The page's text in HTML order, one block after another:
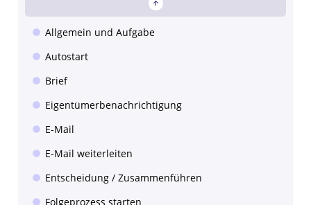
Allgemein und Aufgabe
Autostart
Brief
Eigentümerbenachrichtigung
E-Mail
E-Mail weiterleiten
Entscheidung / Zusammenführen
Folgeprozess starten